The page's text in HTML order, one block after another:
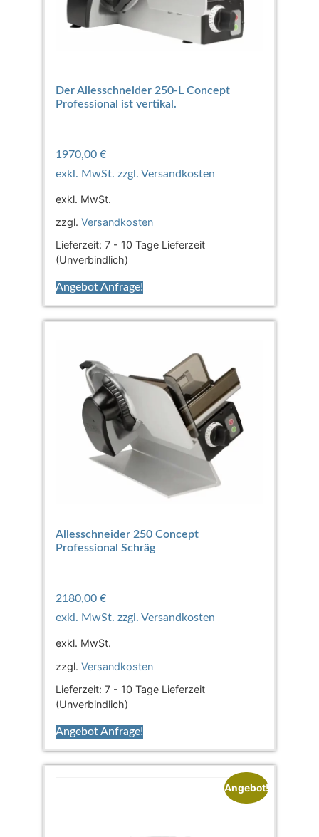
Der Allesschneider 250-L Concept
Professional ist vertikal.
1970,00 €
exkl. MwSt.
zzgl. Versandkosten
Lieferzeit: 7 - 10 Tage Lieferzeit
(Unverbindlich)
Angebot Anfrage!
Allesschneider 250 Concept
Professional Schräg
2180,00 €
exkl. MwSt.
zzgl. Versandkosten
Lieferzeit: 7 - 10 Tage Lieferzeit
(Unverbindlich)
Angebot Anfrage!
Angebot!